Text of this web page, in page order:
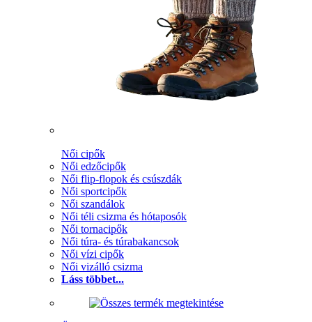
Női cipők
Női edzőcipők
Női flip-flopok és csúszdák
Női sportcipők
Női szandálok
Női téli csizma és hótaposók
Női tornacipők
Női túra- és túrabakancsok
Női vízi cipők
Női vizálló csizma
Láss többet...